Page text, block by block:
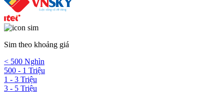
Sim theo khoảng giá
< 500 Nghìn
500 - 1 Triệu
1 - 3 Triệu
3 - 5 Triệu